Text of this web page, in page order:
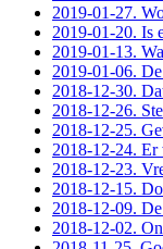
2019-01-27.
2019-01-20. Is
2019-01-13.
2019-01-06.
2018-12-30.
2018-12-26.
2018-12-25.
2018-12-24. Er
2018-12-23.
2018-12-15.
2018-12-09.
2018-12-02.